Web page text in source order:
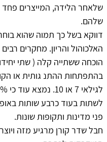
שלאחר הלידה, המייצרים פחד
שלהם.
דווקא בשל כך תמוה שהוא
האלכוהול והריון. מחקרים
הוכחה ששתייה קלה ( שתי
בהתפתחות ההתנ גותית או
לשתות בעוד כרבע שותות
פני מדינות ותקופות שונות.
חבל שדר קורן מרגיע מזה